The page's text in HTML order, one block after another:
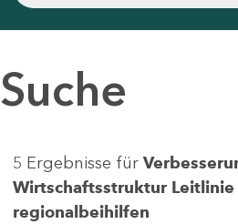
Suche
5 Ergebnisse für
Wirtschaftsstruktur
regionalbeihilfen